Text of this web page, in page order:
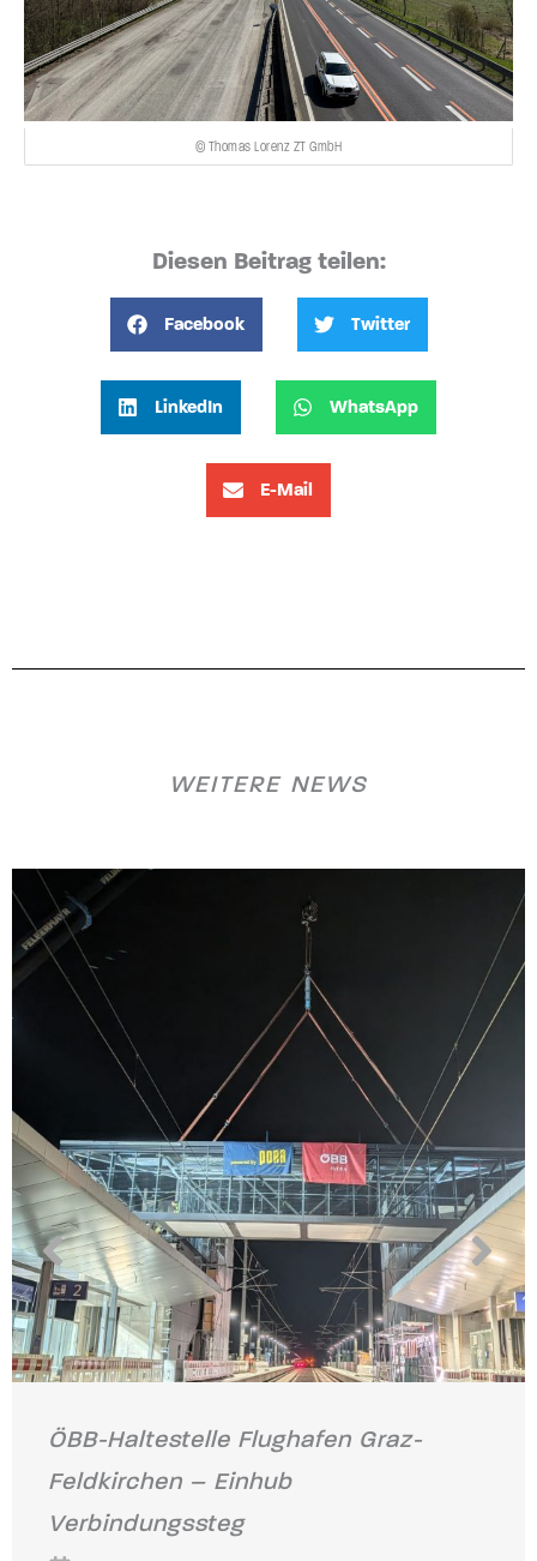
© Thomas Lorenz ZT GmbH
Diesen Beitrag teilen:
Facebook Twitter
LinkedIn WhatsApp
E-Mail
WEITERE NEWS
ÖBB-Haltestelle Flughafen Graz-
Feldkirchen – Einhub
Verbindungssteg